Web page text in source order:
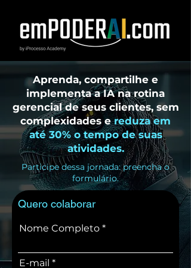
Aprenda, compartilhe e
implementa a IA na rotina
gerencial de seus clientes, sem
complexidades ereduza em
até 30% o tempo de suas
atividades.
Participe dessa jornada: preencha o
formulário.
Quero colaborar
Nome Completo
E-mail